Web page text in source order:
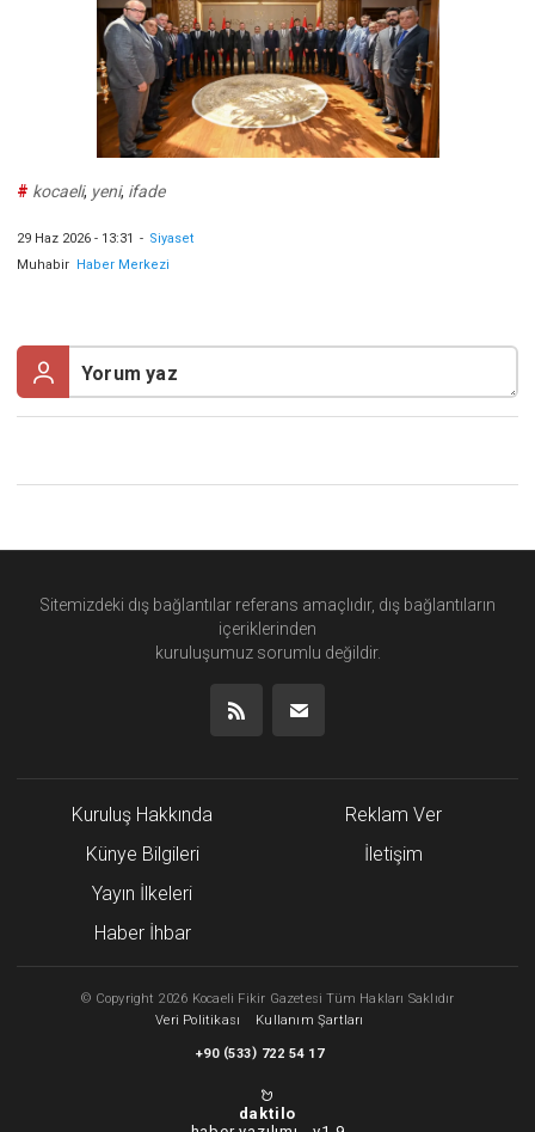
# kocaeli, yeni, ifade
29 Haz 2026 - 13:31 - Siyaset
Muhabir
Haber Merkezi
Sitemizdeki dış bağlantılar referans amaçlıdır, dış bağlantıların
içeriklerinden
kuruluşumuz sorumlu değildir.
Kuruluş Hakkında
Künye Bilgileri
Yayın İlkeleri
Haber İhbar
Reklam Ver
İletişim
© Copyright 2026 Kocaeli Fikir Gazetesi Tüm Hakları Saklıdır
Veri Politikası
Kullanım Şartları
+90 (533) 722 54 17
daktilo